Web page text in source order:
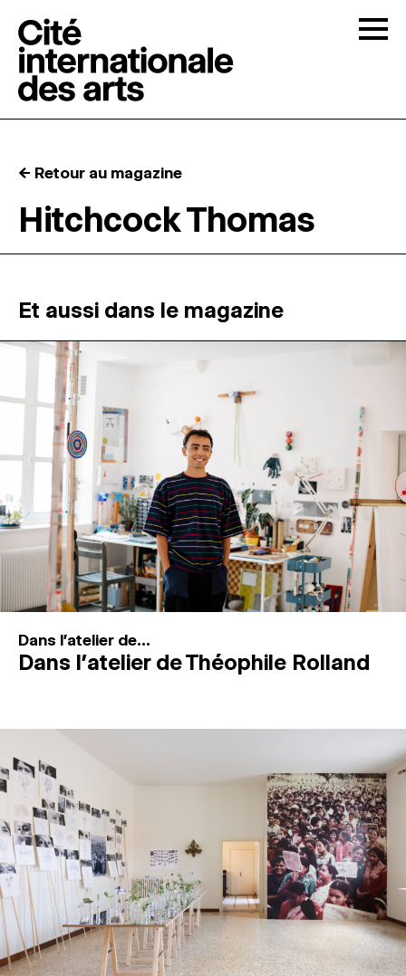
RÉSIDENCES ↓
ATELIERS OUVERTS
PROGRAMMATION
MAGAZINE
ESPACES DE PRATIQUE ARTISTIQUE ↓
Recherche
Connexion
← Retour au magazine
Hitchcock Thomas
Et aussi dans le magazine
Dans l'atelier de...
Dans l’atelier de Théophile Rolland